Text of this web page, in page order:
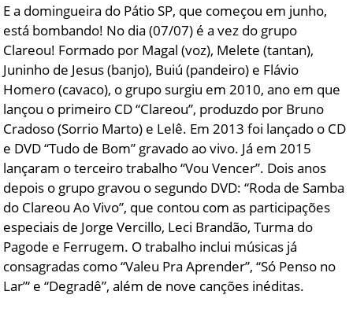
E a domingueira do Pátio SP, que começou em junho,
está bombando! No dia (07/07) é a vez do grupo
Clareou! Formado por Magal (voz), Melete (tantan),
Juninho de Jesus (banjo), Buiú (pandeiro) e Flávio
Homero (cavaco), o grupo surgiu em 2010, ano em que
lançou o primeiro CD “Clareou”, produzdo por Bruno
Cradoso (Sorrio Marto) e Lelê. Em 2013 foi lançado o CD
e DVD “Tudo de Bom” gravado ao vivo. Já em 2015
lançaram o terceiro trabalho “Vou Vencer”. Dois anos
depois o grupo gravou o segundo DVD: “Roda de Samba
do Clareou Ao Vivo”, que contou com as participações
especiais de Jorge Vercillo, Leci Brandão, Turma do
Pagode e Ferrugem. O trabalho inclui músicas já
consagradas como “Valeu Pra Aprender”, “Só Penso no
Lar”‘ e “Degradê”, além de nove canções inéditas.